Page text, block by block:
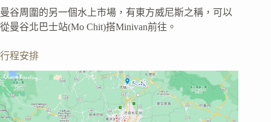
曼谷周圍的另一個水上市場，有東方威尼斯之稱，可以
從曼谷北巴士站(Mo Chit)搭Minivan前往。
行程安排